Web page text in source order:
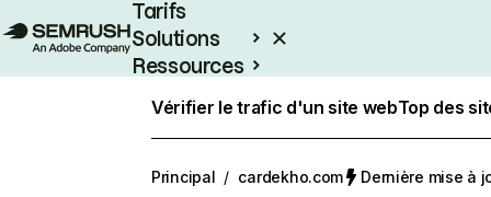
Tarifs
Solutions
Ressources
Vérifier le trafic d'un site webTop des
Principal / cardekho.com Dernière mise à